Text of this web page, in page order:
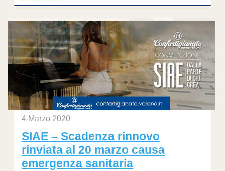
4 Marzo 2020
SIAE – Scadenza rinnovo
rinviata al 20 marzo causa
emergenza sanitaria